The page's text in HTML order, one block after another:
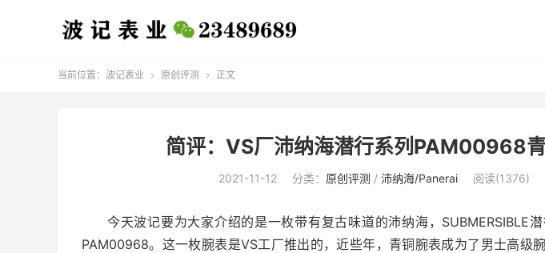
当前位置： 波记表业  原创评测  正文
简评：VS厂沛纳海潜行系列PAM00968
2021-11-12 分类： 原创评测 / 沛纳海/Panerai 阅读(1376)
今天波记要为大家介绍的是一枚带有复古味道的沛纳海，SUBMERSIBLE潜
PAM00968。这一枚腕表是VS工厂推出的，近些年，青铜腕表成为了男士高级